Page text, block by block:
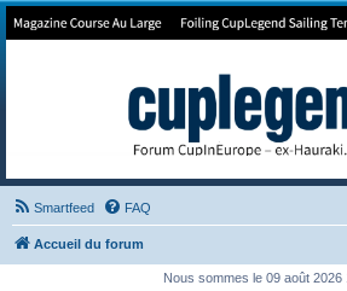
Forum de Cup In Europe
Smartfeed FAQ
Accueil du forum
Nous sommes le 09 août 2026